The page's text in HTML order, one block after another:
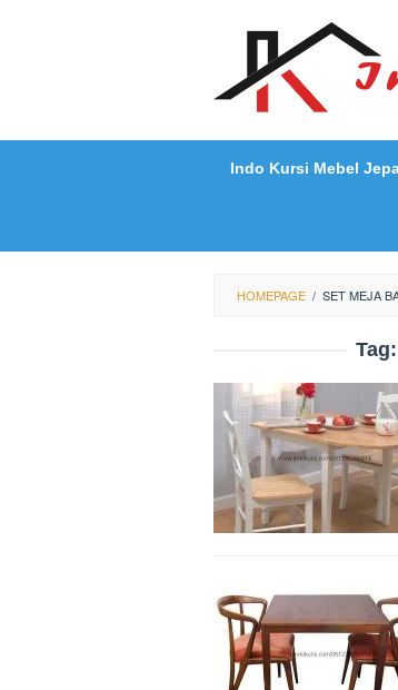
Indo Kursi Mebel
HOMEPAGE / SET MEJA
Tag: